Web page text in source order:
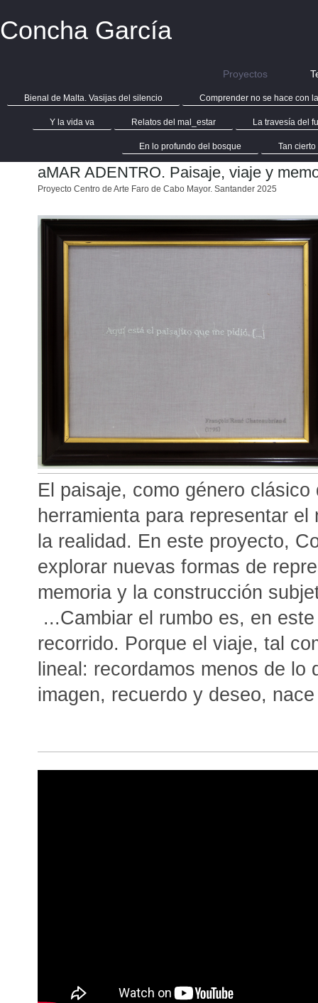
Concha García
Proyectos
Bienal de Malta. Vasijas del silencio Comprender no se hace con
Y la vida va Relatos del mal_estar La travesía del
En lo profundo del bosque Tan
aMAR ADENTRO. Paisaje, viaje y
Proyecto Centro de Arte Faro de Cabo Mayor. Santander 2025
El paisaje, como género
herramienta para representar
la realidad. En este proyecto,
explorar nuevas formas de
memoria y la construcción
...Cambiar el rumbo es, en
recorrido. Porque el viaje, tal
lineal: recordamos menos de
imagen, recuerdo y deseo,